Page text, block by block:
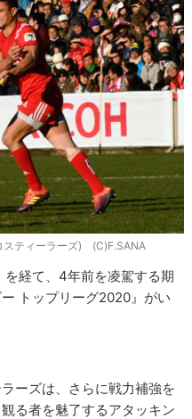
スティーラーズ) (C)F.SANA
を経て、4年前を凌駕する期
トップリーグ2020』がい
ーズは、さらに戦力補強を
る者を魅了するアタッキン